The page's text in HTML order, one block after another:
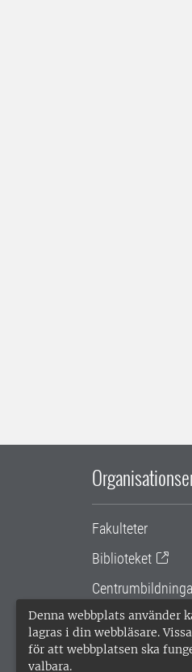
Denna webbplats använder
lagras i din webbläsare.
för att webbplatsen ska
valbara.
Fakulteter
Biblioteket
samarbetsprojekt
Gemensamma